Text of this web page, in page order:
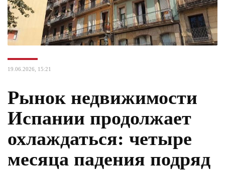
19.06.2026, 15:21
Рынок недвижимости
Испании продолжает
охлаждаться: четыре
месяца падения подряд